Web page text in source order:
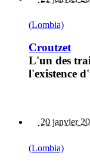
(Lombia)
Croutzet
L'un des
l'existence
20 janvier
(Lombia)